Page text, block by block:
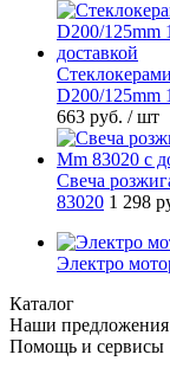
D200/125mm
663 руб. / шт
Свеча
83020 1 298
Электро
Каталог
Наши предложения
Помощь и сервисы